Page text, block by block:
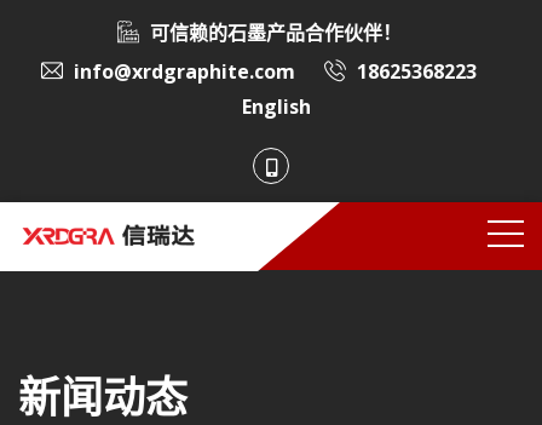
可信赖的石墨产品合作伙伴！
info@xrdgraphite.com
18625368223
English
新闻动态